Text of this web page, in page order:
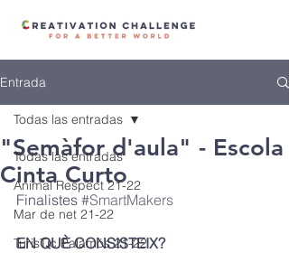
Entrada
Todas las entradas
Animal Respect 21-22
Mar de net 21-22
TurisTic Palamós 21-22
Todas las entradas
"Semàfor d'aula" - Escola
Cinta Curto
Finalistes #SmartMakers
EN QUÈ CONSISTEIX?